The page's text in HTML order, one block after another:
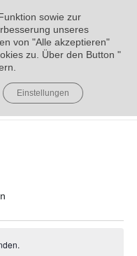
УКРАЇНСЬКАsowie zur
unseres
von "Alle akzeptieren"
zu. Über den Button "
Einstellungen